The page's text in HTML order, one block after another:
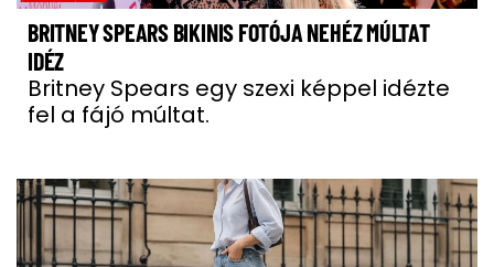
BRITNEY SPEARS BIKINIS FOTÓJA NEHÉZ MÚLTAT
IDÉZ
Britney Spears egy szexi képpel idézte
fel a fájó múltat.